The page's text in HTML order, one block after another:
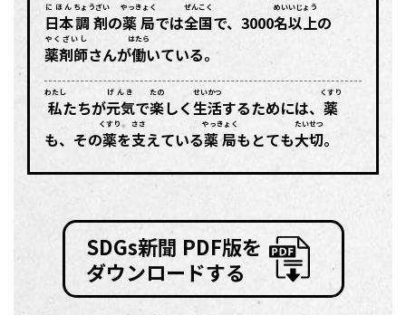
日本
にほん
調剤
ちょうざい
の薬局
やっきょく
では全国
ぜんこく
で、3000名
めい
以上
いじょう
の
薬剤師
やくざいし
さんが働
はたら
いている。
私
わたし
たちが元気
げんき
で楽
たの
しく生活
せいかつ
するためには、 薬
くすり
も、その薬
くすり
を支
ささ
えている薬局
やっきょく
もとても大切
たいせつ
。
SDGs新聞 PDF版を
ダウンロードする